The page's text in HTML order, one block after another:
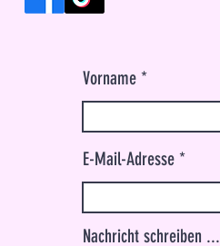
Vorname
E-Mail-Adresse
Nachricht schreiben ...